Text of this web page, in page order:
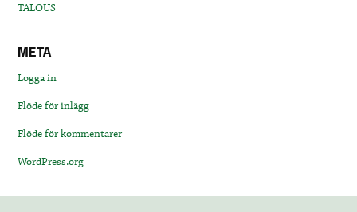
TALOUS
META
Logga in
Flöde för inlägg
Flöde för kommentarer
WordPress.org